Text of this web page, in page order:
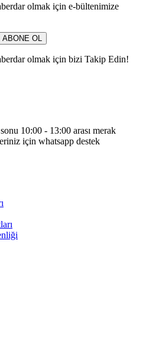
olmak için e-bültenimize
ABONE OL
olmak için bizi Takip Edin!
10:00 - 13:00 arası merak
için whatsapp destek